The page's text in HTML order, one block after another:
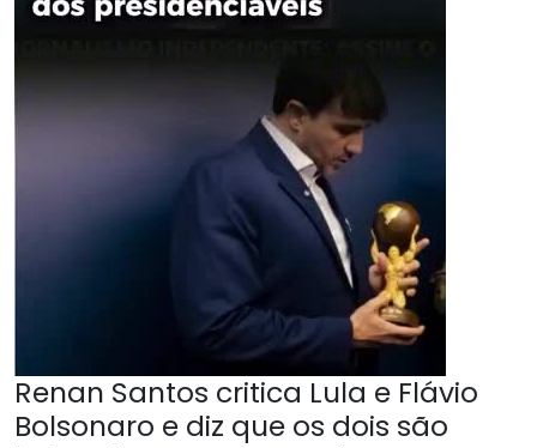
Renan Santos critica Lula e Flávio
Bolsonaro e diz que os dois são